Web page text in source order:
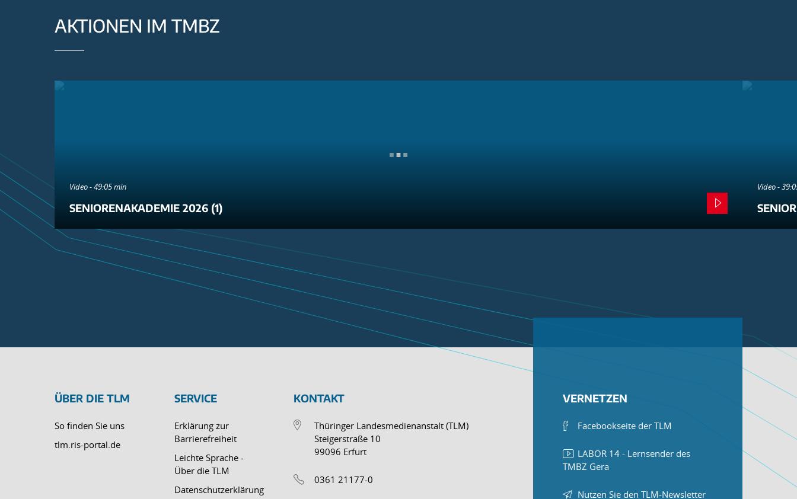
AKTIONEN IM TMBZ
Video - 49:05 min
SENIORENAKADEMIE 2026 (1)
Video -
ÜBER DIE TLM
So finden Sie uns
tlm.ris-portal.de
SERVICE
Erklärung zur
Barrierefreiheit
Leichte Sprache -
Über die TLM
Datenschutzerklärung
KONTAKT
Thüringer Landesmedienanstalt (TLM)
Steigerstraße 10
99096 Erfurt
0361 21177-0
VERNETZEN
Facebookseite der TLM
LABOR 14 - Lernsender des
TMBZ Gera
Nutzen Sie den TLM-Newsletter